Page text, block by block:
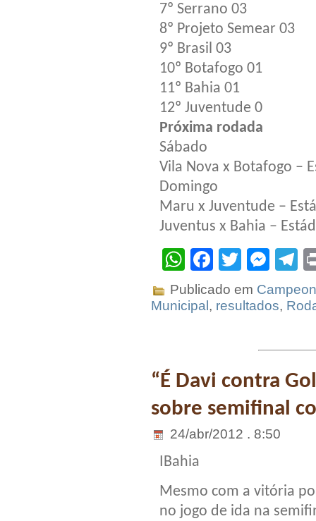
7º Serrano 03
8º Projeto Semear 03
9º Brasil 03
10º Botafogo 01
11º Bahia 01
12º Juventude 0
Próxima rodada
Sábado
Vila Nova x Botafogo –
Domingo
Maru x Juventude –
Juventus x Bahia –
WhatsApp
Facebook
Twitter
Publicado em
Municipal, resultados,
“É Davi contra
sobre semifinal
24/abr/2012 . 8:50
IBahia
Mesmo com a vitória
no jogo de ida na